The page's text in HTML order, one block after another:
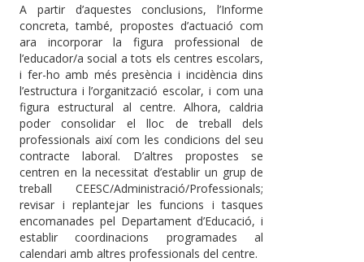
A partir d’aquestes conclusions, l’Informe
concreta, també, propostes d’actuació com
ara incorporar la figura professional de
l’educador/a social a tots els centres escolars,
i fer-ho amb més presència i incidència dins
l’estructura i l’organització escolar, i com una
figura estructural al centre. Alhora, caldria
poder consolidar el lloc de treball dels
professionals així com les condicions del seu
contracte laboral. D’altres propostes se
centren en la necessitat d’establir un grup de
treball CEESC/Administració/Professionals;
revisar i replantejar les funcions i tasques
encomanades pel Departament d’Educació, i
establir coordinacions programades al
calendari amb altres professionals del centre.